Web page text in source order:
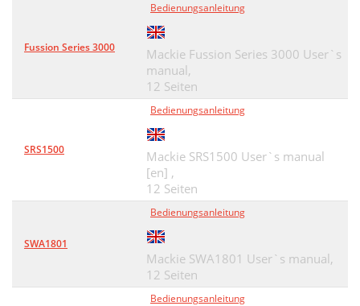
Fussion Series 3000
Bedienungsanleitung
Mackie Fussion Series 3000 User`s
manual,
12 Seiten
SRS1500
Bedienungsanleitung
Mackie SRS1500 User`s manual
[en] ,
12 Seiten
SWA1801
Bedienungsanleitung
Mackie SWA1801 User`s manual,
12 Seiten
Bedienungsanleitung